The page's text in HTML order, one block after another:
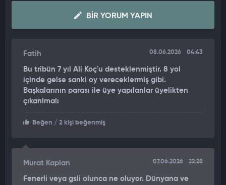
Hakan Safi lehine sloganların sürmesinin ardından Aziz
Yıldırım bir süre tribünleri izledi. Daha sonra tribünleri
BIR YORUM YAPIN
Fatih 08.06.2026 04:43
Bu tribün 7 yıl Ali Koç'u desteklenmiştir. 8 yol
içinde gelse sanki oy vereceklermiş gibi.
Başkalarının parası ile üye yapılanlar üyelikten
çıkarılmalı
Beğen / 2 kişi beğenmiş
Murat Kaplan 07.06.2026 22:28
Fenerli veya gsli olunca ne oluyor. Dünyana ve